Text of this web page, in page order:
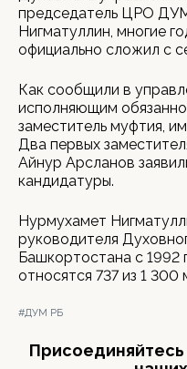
председатель ЦРО
Нигматуллин, многие
официально сложил с
Как сообщили в
исполняющим
заместитель муфтия,
Два первых
Айнур Арсланов
кандидатуры.
Нурмухамет
руководителя
Башкортостана с
относятся 737 из 1
#ДУМ РБ